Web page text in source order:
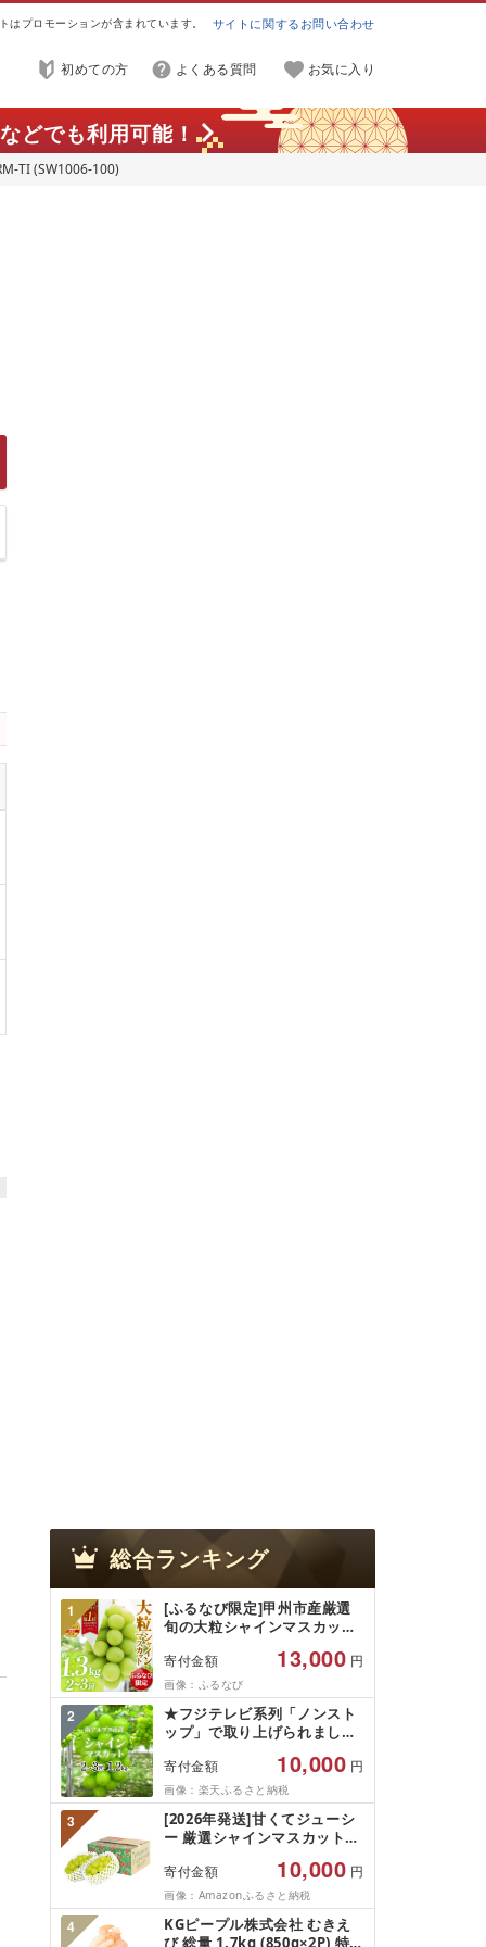
はプロモーションが含まれています。 サイトに関するお問い合わせ
初めての方 よくある質問 お気に入り
どでも利用可能！
TI (SW1006-100)
総合ランキング
1
[ふるなび限定]甲州市産厳選
旬の大粒シャインマスカット
(MG)B12-472 FN-Limited-
VO シャインマスカット フル
ーツ
寄付金額 13,000 円
画像：ふるなび
2
★フジテレビ系列「ノンスト
ップ」で取り上げられました!
ルプス市産シャインマスカッ
ト1.2kg以上(2〜3房)ふるさと
納税 おすすめ 山梨県 南アル
プス市 送料無料 AL
寄付金額 10,000 円
画像：楽天ふるさと納税
3
[2026年発送]甘くてジューシ
ー 厳選シャインマスカット
日)から10月下旬までの発送)
フルーツ ぶどう 果物 山梨県
産 2026 旬 大粒 高級 ブドウ
葡萄 富士吉田市
寄付金額 10,000 円
画像：Amazonふるさと納税
4
KGピープル株式会社 むきえ
び 総量 1.7kg (850g×2P) 特大